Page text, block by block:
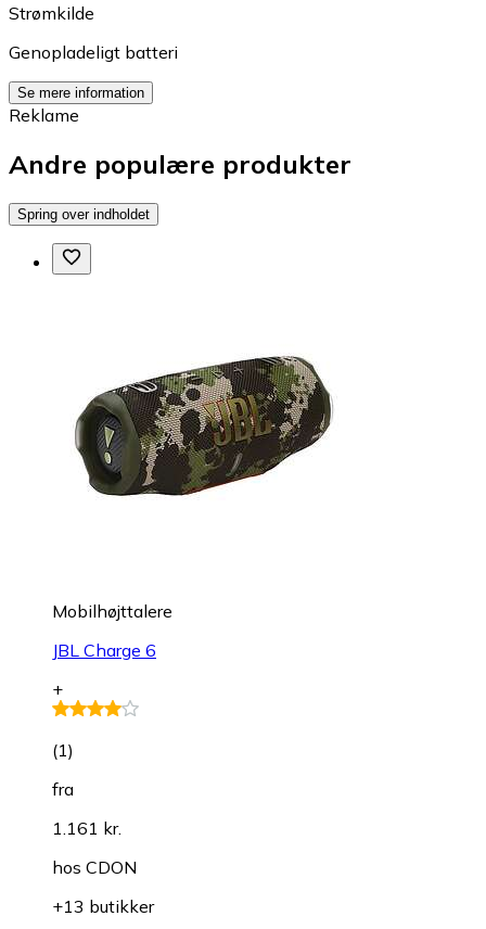
Strømkilde
Genopladeligt batteri
Se mere information
Reklame
Andre populære produkter
Spring over indholdet
Mobilhøjttalere
JBL Charge 6
+
(1)
fra
1.161 kr.
hos CDON
+13 butikker